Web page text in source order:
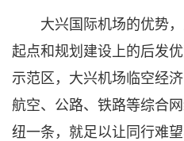
大兴国际机场的优势，
起点和规划建设上的后发
示范区，大兴机场临空经
航空、公路、铁路等综合
纽一条，就足以让同行难望